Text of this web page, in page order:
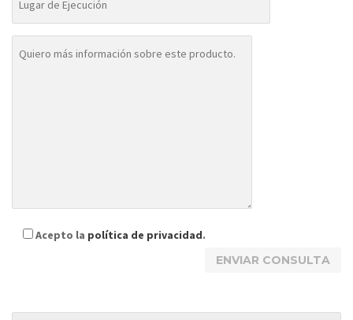
Acepto la política de privacidad.